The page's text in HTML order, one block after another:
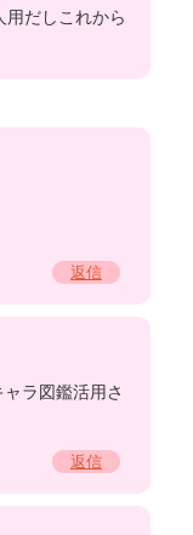
用だしこれから
返信
ラ図鑑活用さ
返信